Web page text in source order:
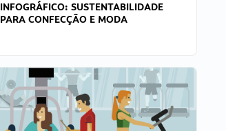
INFOGRÁFICO: SUSTENTABILIDADE
PARA CONFECÇÃO E MODA